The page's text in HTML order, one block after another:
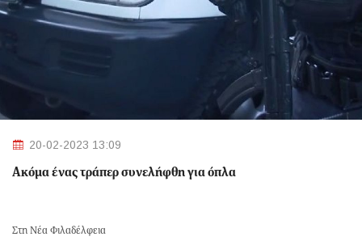
20-02-2023 13:09
Ακόμα ένας τράπερ συνελήφθη για όπλα
Στη Νέα Φιλαδέλφεια